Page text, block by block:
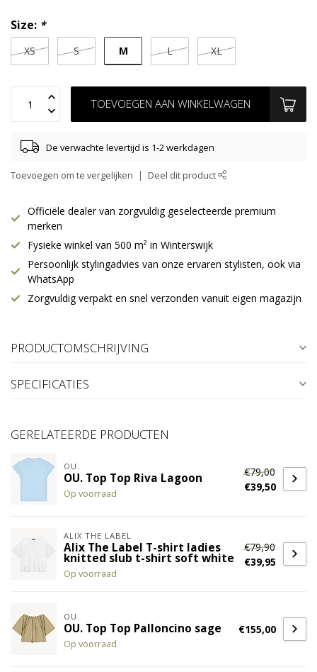
Size: *
XS S M L XL
TOEVOEGEN AAN WINKELWAGEN
De verwachte levertijd is 1-2 werkdagen
Toevoegen om te vergelijken Deel dit product
Officiële dealer van zorgvuldig geselecteerde premium
merken
Fysieke winkel van 500 m² in Winterswijk
Persoonlijk stylingadvies van onze ervaren stylisten, ook via
WhatsApp
Zorgvuldig verpakt en snel verzonden vanuit eigen magazijn
PRODUCTOMSCHRIJVING
SPECIFICATIES
GERELATEERDE PRODUCTEN
OU.
OU. Top Top Riva Lagoon
Op voorraad
€79,00
€39,50
ALIX THE LABEL
Alix The Label T-shirt ladies
knitted slub t-shirt soft white
Op voorraad
€79,90
€39,95
OU.
OU. Top Top Palloncino sage
Op voorraad
€155,00